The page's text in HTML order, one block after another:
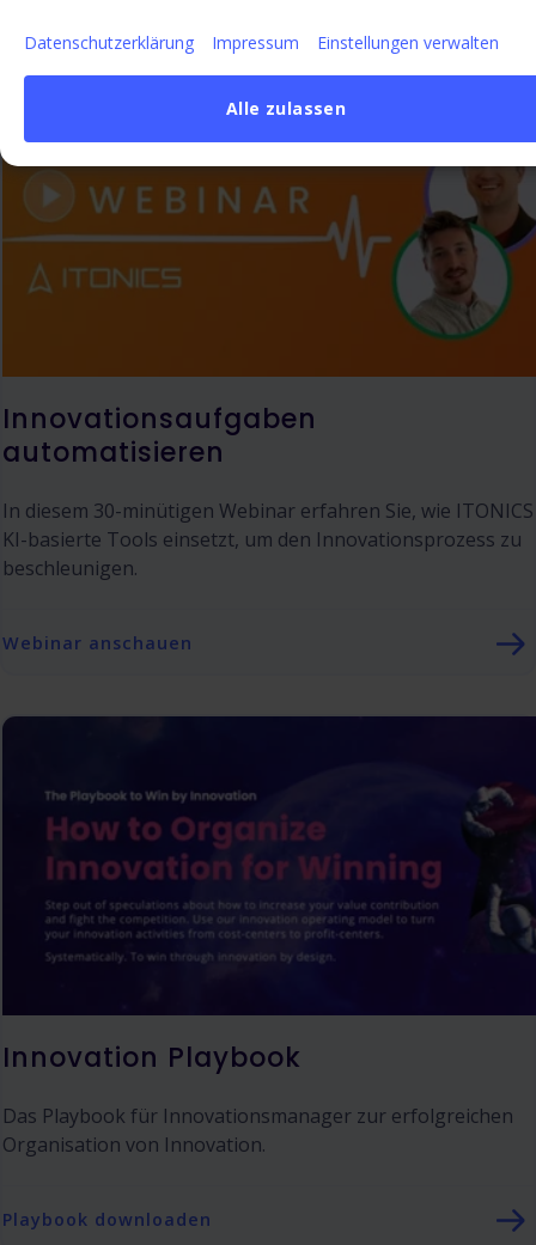
Datenschutzerklärung Impressum Einstellungen verwalten
Alle zulassen
Innovationsaufgaben
automatisieren
In diesem 30-minütigen Webinar erfahren Sie, wie ITONICS
KI-basierte Tools einsetzt, um den Innovationsprozess zu
beschleunigen.
Webinar anschauen
Innovation Playbook
Das Playbook für Innovationsmanager zur erfolgreichen
Organisation von Innovation.
Playbook downloaden